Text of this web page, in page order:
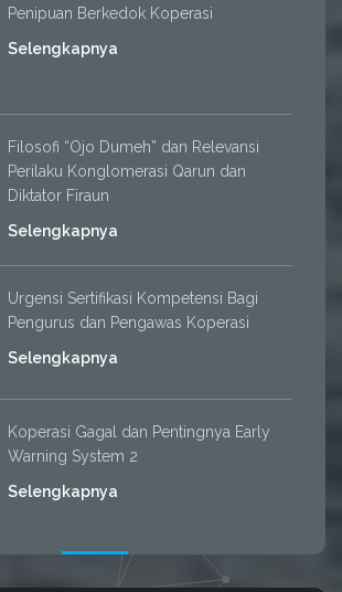
Penipuan Berkedok Koperasi
Selengkapnya
Filosofi “Ojo Dumeh” dan Relevansi
Perilaku Konglomerasi Qarun dan
Diktator Firaun
Selengkapnya
Urgensi Sertifikasi Kompetensi Bagi
Pengurus dan Pengawas Koperasi
Selengkapnya
Koperasi Gagal dan Pentingnya Early
Warning System 2
Selengkapnya